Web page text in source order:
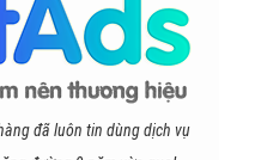
đã luôn tin dùng dịch vụ